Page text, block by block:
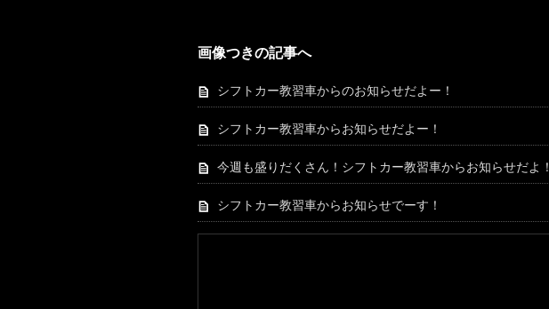
画像つきの記事へ
シフトカー教習車からのお知らせだよー！
シフトカー教習車からお知らせだよー！
今週も盛りだくさん！シフトカー教習車からお知らせだよ！
シフトカー教習車からお知らせでーす！